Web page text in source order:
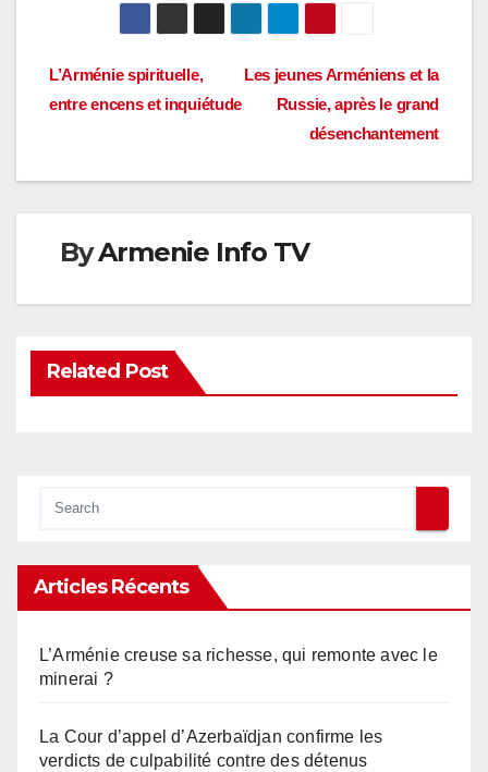
Navigation
l’article
Les jeunes Arméniens et la
Russie, après le grand
désenchantement
L’Arménie spirituelle,
entre encens et inquiétude
ByArmenie Info TV
Related Post
Articles Récents
L’Arménie creuse sa richesse, qui remonte avec le
minerai ?
La Cour d’appel d’Azerbaïdjan confirme les
verdicts de culpabilité contre des détenus